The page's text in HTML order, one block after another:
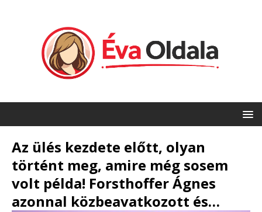
Az ülés kezdete előtt, olyan
történt meg, amire még sosem
volt példa! Forsthoffer Ágnes
azonnal közbeavatkozott és…